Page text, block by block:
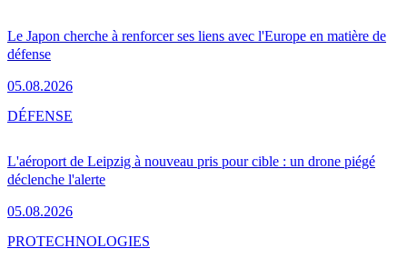
Le Japon cherche à renforcer ses liens avec l'Europe en matière de
défense
05.08.2026
L'aéroport de Leipzig à nouveau pris pour cible : un drone piégé
déclenche l'alerte
05.08.2026
DÉFENSE
PROTECHNOLOGIES